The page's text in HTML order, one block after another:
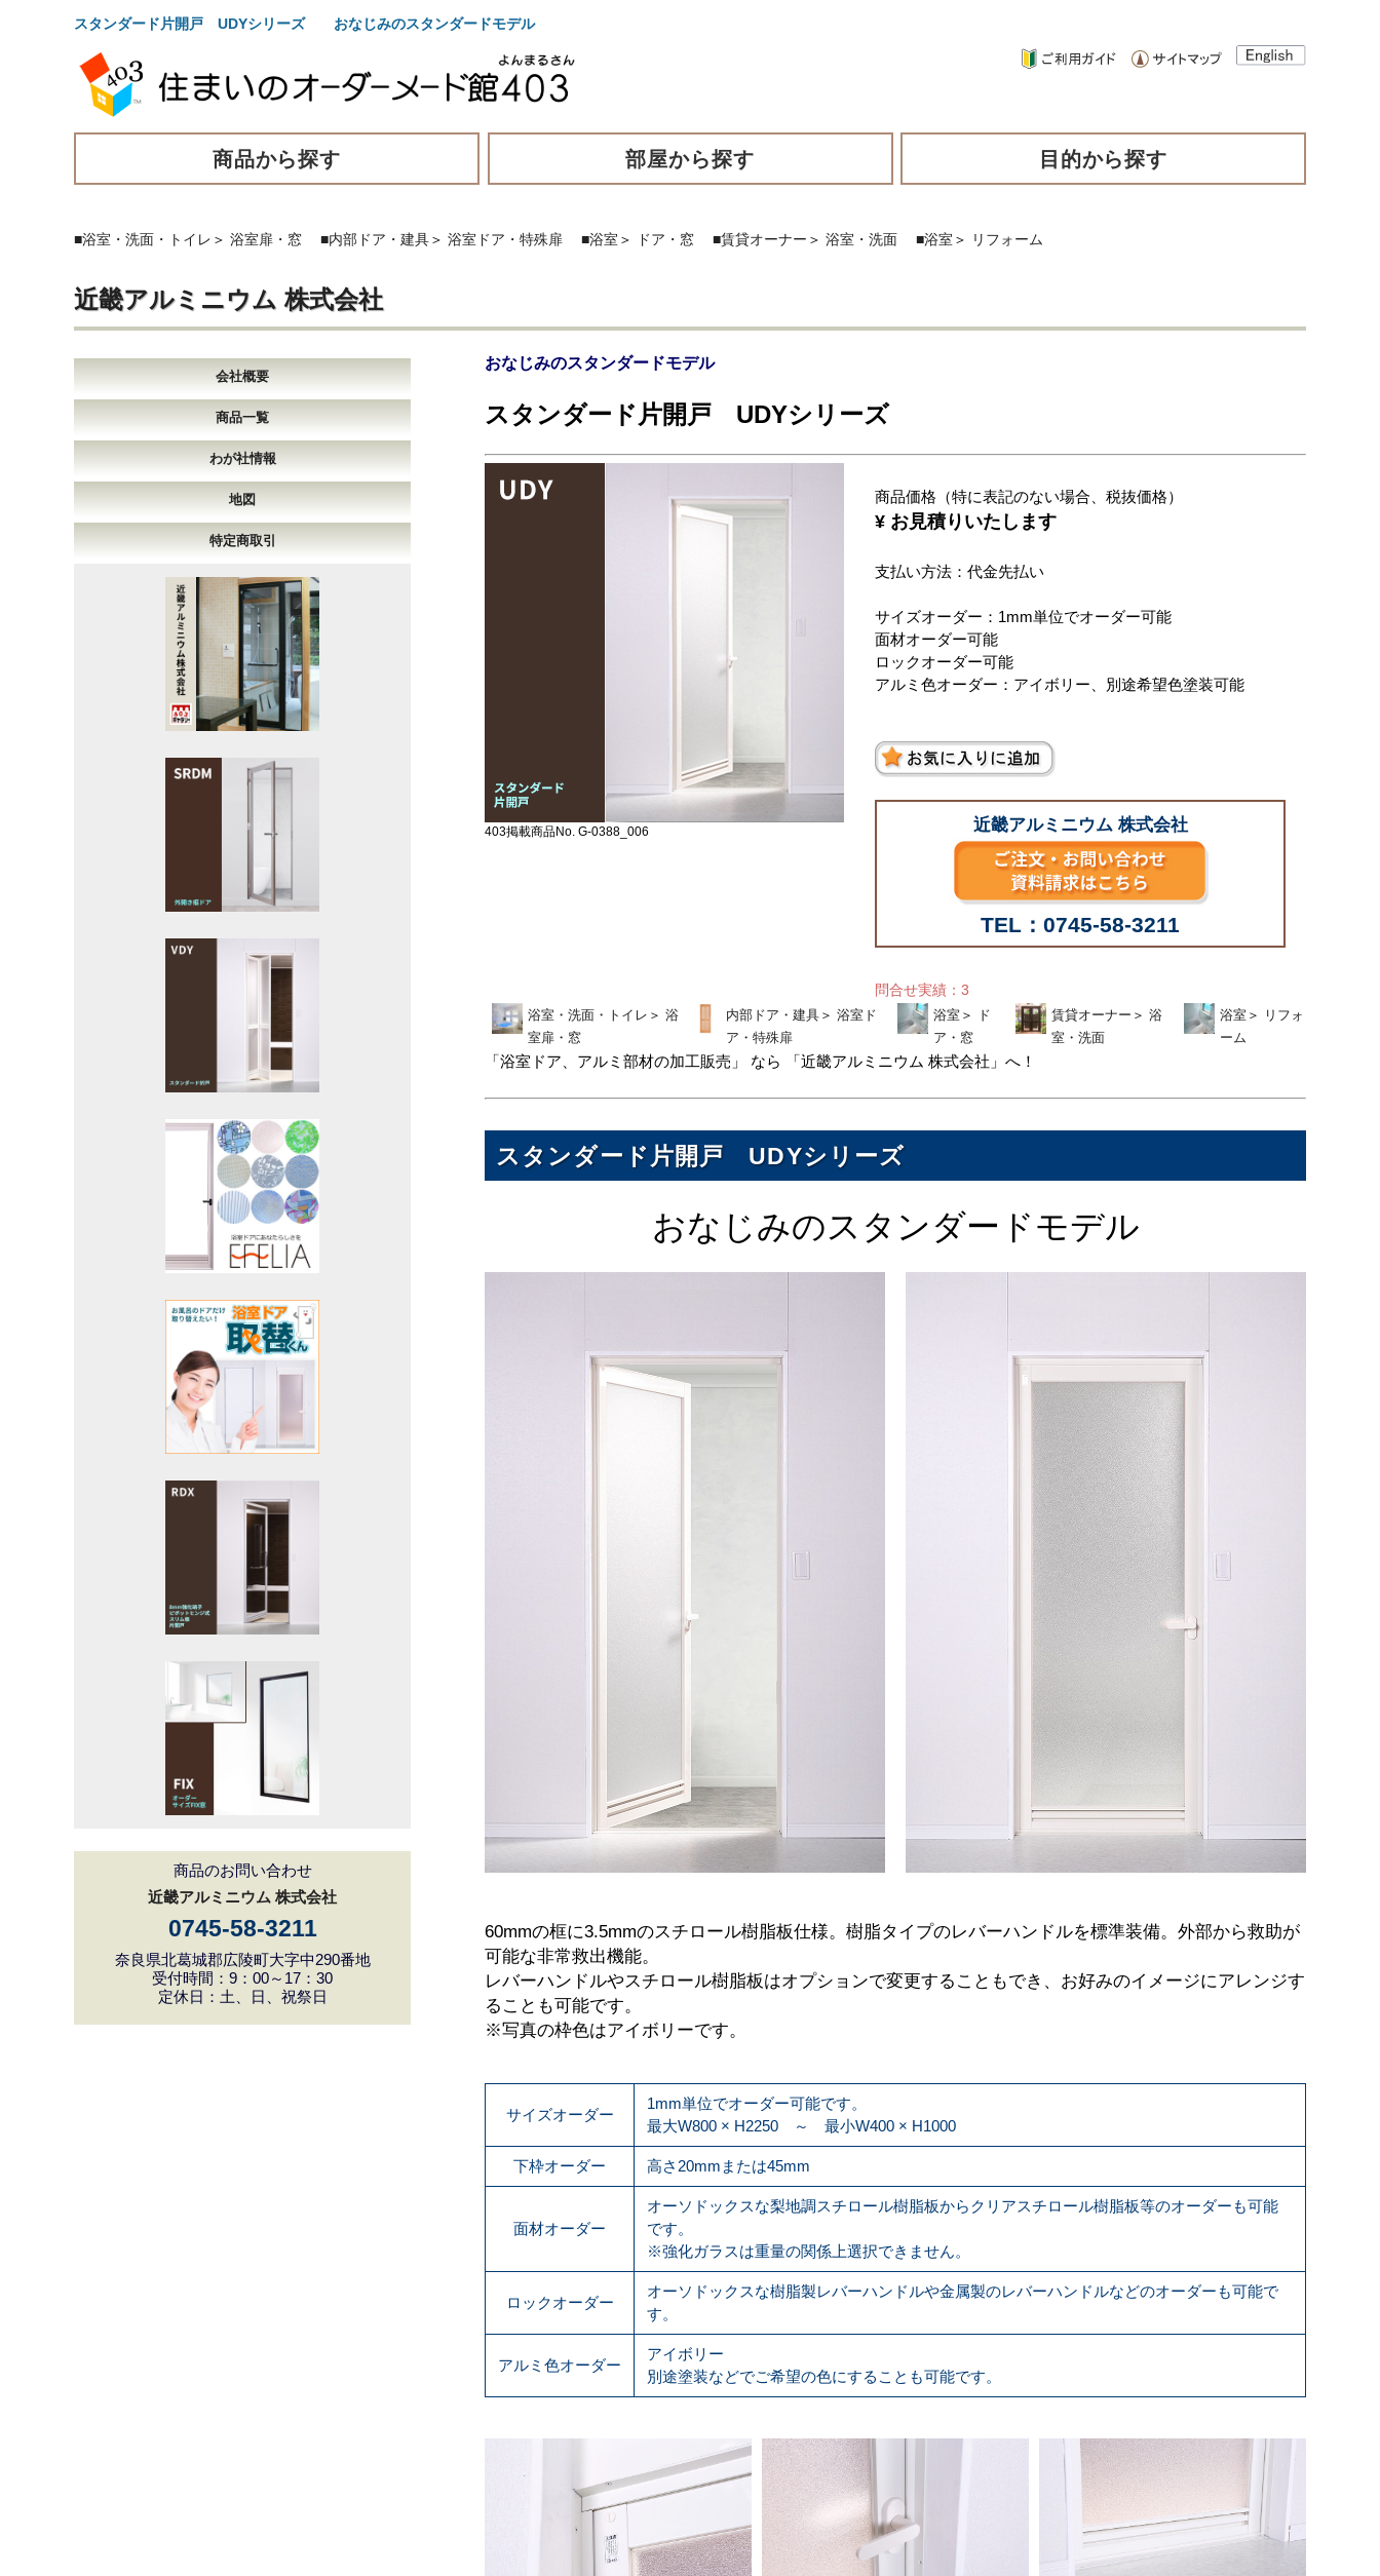
スタンダード片開戸 UDYシリーズ おなじみのスタンダードモデル
商品から探す 部屋から探す 目的から探す
■浴室・洗面・トイレ ＞ 浴室扉・窓 ■内部ドア・建具＞ 浴室ドア・特殊扉 ■浴室 ＞ ドア・窓 ■賃貸オーナー ＞ 浴室・洗面 ■浴室 ＞ リフォーム
近畿アルミニウム 株式会社
会社概要
商品一覧
わが社情報
地図
特定商取引
商品のお問い合わせ
近畿アルミニウム 株式会社
0745-58-3211
奈良県北葛城郡広陵町大字中290番地
受付時間：9：00～17：30
定休日：土、日、祝祭日
おなじみのスタンダードモデル
スタンダード片開戸 UDYシリーズ
403掲載商品No. G-0388_006
商品価格（特に表記のない場合、税抜価格）
¥ お見積りいたします
支払い方法：代金先払い
サイズオーダー：1mm単位でオーダー可能
面材オーダー可能
ロックオーダー可能
アルミ色オーダー：アイボリー、別途希望色塗装可能
近畿アルミニウム 株式会社
TEL：0745-58-3211
問合せ実績：3
浴室・洗面・トイレ ＞ 浴
室扉・窓
内部ドア・建具 ＞ 浴室ド
ア・特殊扉
浴室 ＞
ド
ア・窓
賃貸オーナー ＞ 浴
室・洗面
浴室 ＞
リフォ
ーム
「浴室ドア、アルミ部材の加工販売」 なら 「近畿アルミニウム 株式会社」へ！
スタンダード片開戸 UDYシリーズ
おなじみのスタンダードモデル
60mmの框に3.5mmのスチロール樹脂板仕様。樹脂タイプのレバーハンドルを標準装備。外部から救助が
可能な非常救出機能。
レバーハンドルやスチロール樹脂板はオプションで変更することもでき、お好みのイメージにアレンジす
ることも可能です。
※写真の枠色はアイボリーです。
サイズオーダー
1mm単位でオーダー可能です。
最大W800 × H2250 ～ 最小W400 × H1000
下枠オーダー 高さ20mmまたは45mm
面材オーダー
オーソドックスな梨地調スチロール樹脂板からクリアスチロール樹脂板等のオーダーも可能
です。
※強化ガラスは重量の関係上選択できません。
ロックオーダー
オーソドックスな樹脂製レバーハンドルや金属製のレバーハンドルなどのオーダーも可能で
す。
アルミ色オーダー
アイボリー
別途塗装などでご希望の色にすることも可能です。